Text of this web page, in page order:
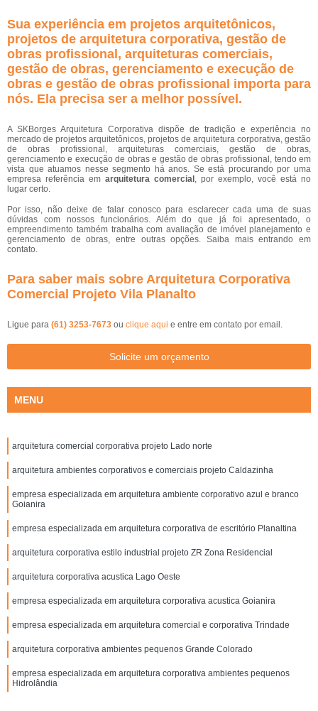
Sua experiência em projetos arquitetônicos,
projetos de arquitetura corporativa, gestão de
obras profissional, arquiteturas comerciais,
gestão de obras, gerenciamento e execução de
obras e gestão de obras profissional importa para
nós. Ela precisa ser a melhor possível.
A SKBorges Arquitetura Corporativa dispõe de tradição e experiência no
mercado de projetos arquitetônicos, projetos de arquitetura corporativa, gestão
de obras profissional, arquiteturas comerciais, gestão de obras,
gerenciamento e execução de obras e gestão de obras profissional, tendo em
vista que atuamos nesse segmento há anos. Se está procurando por uma
empresa referência em arquitetura comercial , por exemplo, você está no
lugar certo.
Por isso, não deixe de falar conosco para esclarecer cada uma de suas
dúvidas com nossos funcionários. Além do que já foi apresentado, o
empreendimento também trabalha com avaliação de imóvel planejamento e
gerenciamento de obras, entre outras opções. Saiba mais entrando em
contato.
Para saber mais sobre Arquitetura Corporativa
Comercial Projeto Vila Planalto
Ligue para (61) 3253-7673 ou clique aqui e entre em contato por email.
Solicite um orçamento
MENU
arquitetura comercial corporativa projeto Lado norte
arquitetura ambientes corporativos e comerciais projeto Caldazinha
empresa especializada em arquitetura ambiente corporativo azul e branco
Goianira
empresa especializada em arquitetura corporativa de escritório Planaltina
arquitetura corporativa estilo industrial projeto ZR Zona Residencial
arquitetura corporativa acustica Lago Oeste
empresa especializada em arquitetura corporativa acustica Goianira
empresa especializada em arquitetura comercial e corporativa Trindade
arquitetura corporativa ambientes pequenos Grande Colorado
empresa especializada em arquitetura corporativa ambientes pequenos
Hidrolândia